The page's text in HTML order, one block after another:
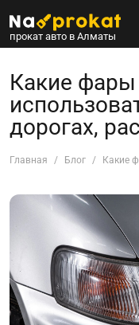
прокат авто в Алматы
Какие
дорогах,
Главная Блог Какие